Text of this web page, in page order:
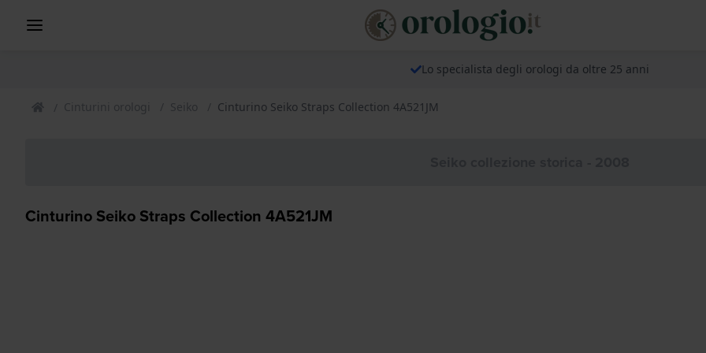
Lo specialista degli orologi da oltre 25 anni
Cinturini orologi Seiko Cinturino Seiko Straps Collection 4A521JM
Cinturino Seiko Straps Collection 4A521JM